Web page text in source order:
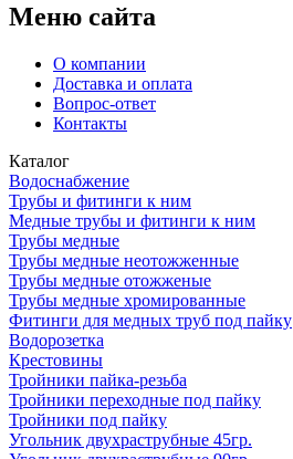
Меню сайта
О компании
Доставка и оплата
Вопрос-ответ
Контакты
Каталог
Водоснабжение
Трубы и фитинги к ним
Медные трубы и фитинги к ним
Трубы медные
Трубы медные неотожженные
Трубы медные отожженые
Трубы медные хромированные
Фитинги для медных труб под пайку
Водорозетка
Крестовины
Тройники пайка-резьба
Тройники переходные под пайку
Тройники под пайку
Угольник двухраструбные 45гр.